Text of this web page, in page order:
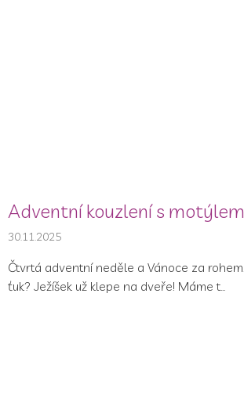
Adventní kouzlení s
30.11.2025
Čtvrtá adventní neděle a Vánoce za
ťuk? Ježíšek už klepe na dveře! Máme t...